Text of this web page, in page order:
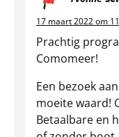
17 maart 2022 om
Prachtig
Comomeer!
Een bezoek
moeite waard!
Betaalbare en